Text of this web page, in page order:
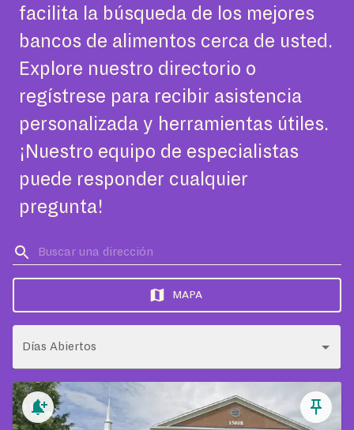
facilita la búsqueda de los mejores
bancos de alimentos cerca de usted.
Explore nuestro directorio o
regístrese para recibir asistencia
personalizada y herramientas útiles.
¡Nuestro equipo de especialistas
puede responder cualquier
pregunta!
MAPA
Días Abiertos